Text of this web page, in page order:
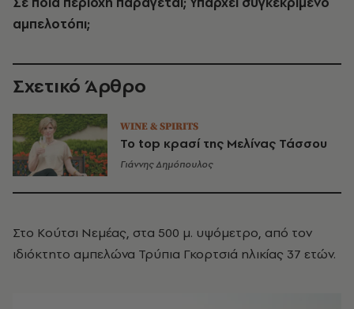
αμπελοτόπι;
Σχετικό Άρθρο
WINE & SPIRITS
Το top κρασί της Μελίνας Τάσσου
Γιάννης Δημόπουλος
Στο Κούτσι Νεμέας, στα 500 μ. υψόμετρο, από τον
ιδιόκτητο αμπελώνα Τρύπια Γκορτσιά ηλικίας 37 ετών.